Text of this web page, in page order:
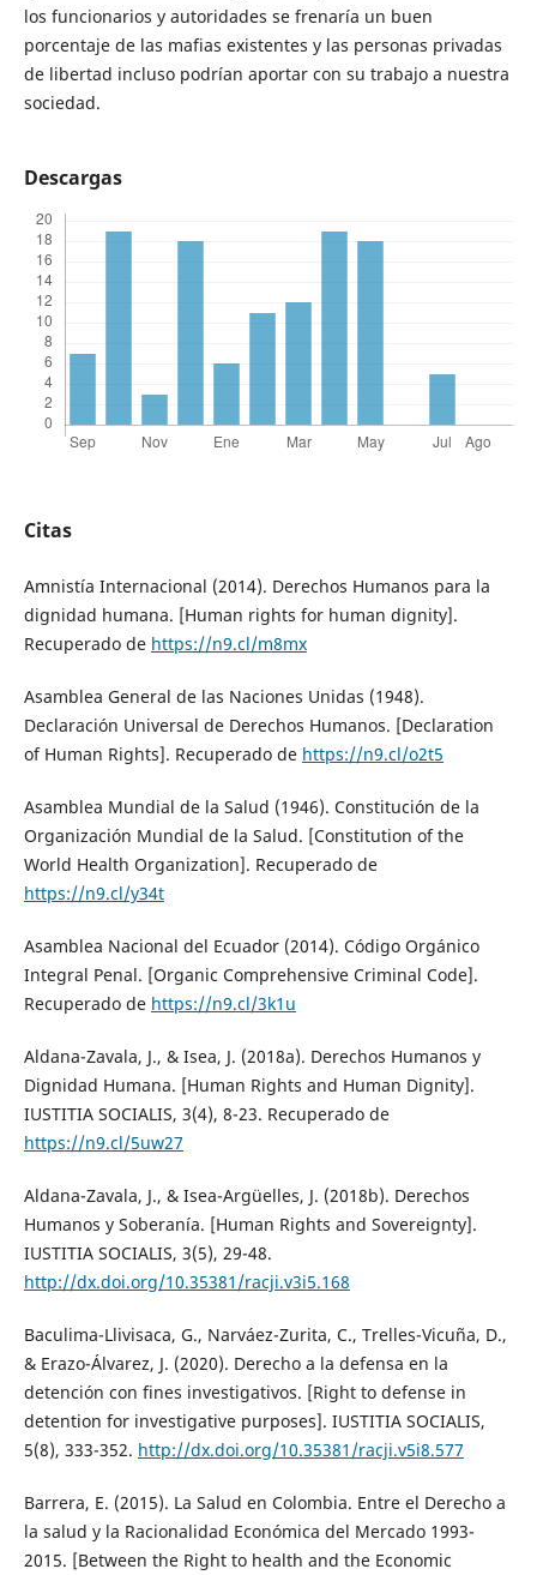
los funcionarios y autoridades se frenaría un buen
porcentaje de las mafias existentes y las personas privadas
de libertad incluso podrían aportar con su trabajo a nuestra
sociedad.
Descargas
Citas
Amnistía Internacional (2014). Derechos Humanos para la
dignidad humana. [Human rights for human dignity].
Recuperado de https://n9.cl/m8mx
Asamblea General de las Naciones Unidas (1948).
Declaración Universal de Derechos Humanos. [Declaration
of Human Rights]. Recuperado de https://n9.cl/o2t5
Asamblea Mundial de la Salud (1946). Constitución de la
Organización Mundial de la Salud. [Constitution of the
World Health Organization]. Recuperado de
https://n9.cl/y34t
Asamblea Nacional del Ecuador (2014). Código Orgánico
Integral Penal. [Organic Comprehensive Criminal Code].
Recuperado de https://n9.cl/3k1u
Aldana-Zavala, J., & Isea, J. (2018a). Derechos Humanos y
Dignidad Humana. [Human Rights and Human Dignity].
IUSTITIA SOCIALIS, 3(4), 8-23. Recuperado de
https://n9.cl/5uw27
Aldana-Zavala, J., & Isea-Argüelles, J. (2018b). Derechos
Humanos y Soberanía. [Human Rights and Sovereignty].
IUSTITIA SOCIALIS, 3(5), 29-48.
http://dx.doi.org/10.35381/racji.v3i5.168
Baculima-Llivisaca, G., Narváez-Zurita, C., Trelles-Vicuña, D.,
& Erazo-Álvarez, J. (2020). Derecho a la defensa en la
detención con fines investigativos. [Right to defense in
detention for investigative purposes]. IUSTITIA SOCIALIS,
5(8), 333-352. http://dx.doi.org/10.35381/racji.v5i8.577
Barrera, E. (2015). La Salud en Colombia. Entre el Derecho a
la salud y la Racionalidad Económica del Mercado 1993-
2015. [Between the Right to health and the Economic